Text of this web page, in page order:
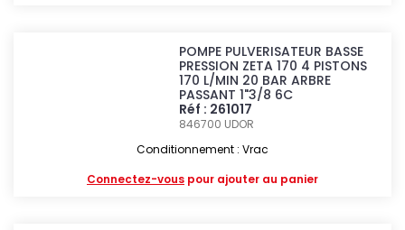
POMPE PULVERISATEUR BASSE
PRESSION ZETA 170 4 PISTONS
170 L/MIN 20 BAR ARBRE
PASSANT 1"3/8 6C
Réf : 261017
846700 UDOR
Conditionnement : Vrac
Connectez-vous pour ajouter au panier